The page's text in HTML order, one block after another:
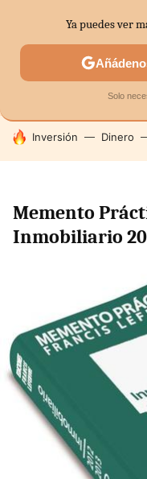
SECTORES
HOY SE HABLA DE
Inversión Dinero
Memento
Inmobiliario
Ya puedes ver
Solo